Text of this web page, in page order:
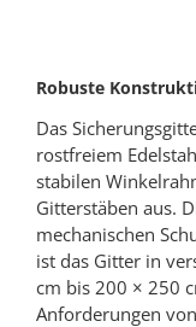
Robuste
Das
rostfreiem
stabilen
Gitterstäben aus.
mechanischen
ist das Gitter in
cm bis 200 × 250
Anforderungen